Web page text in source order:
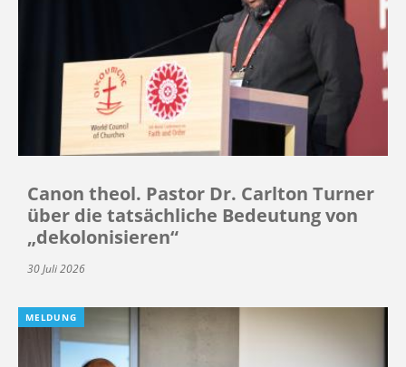
Canon theol. Pastor Dr. Carlton Turner
über die tatsächliche Bedeutung von
„dekolonisieren“
30 Juli 2026
MELDUNG